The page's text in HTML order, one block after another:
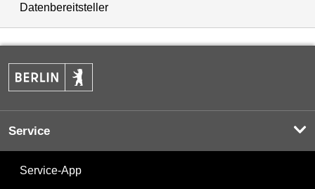
Datenbereitsteller
Service
Service-App